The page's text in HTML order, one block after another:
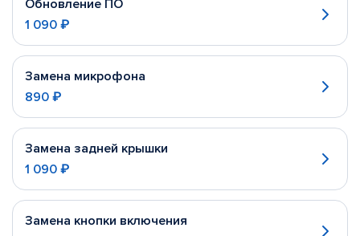
Обновление ПО
1 090 ₽
Замена микрофона
890 ₽
Замена задней крышки
1 090 ₽
Замена кнопки включения